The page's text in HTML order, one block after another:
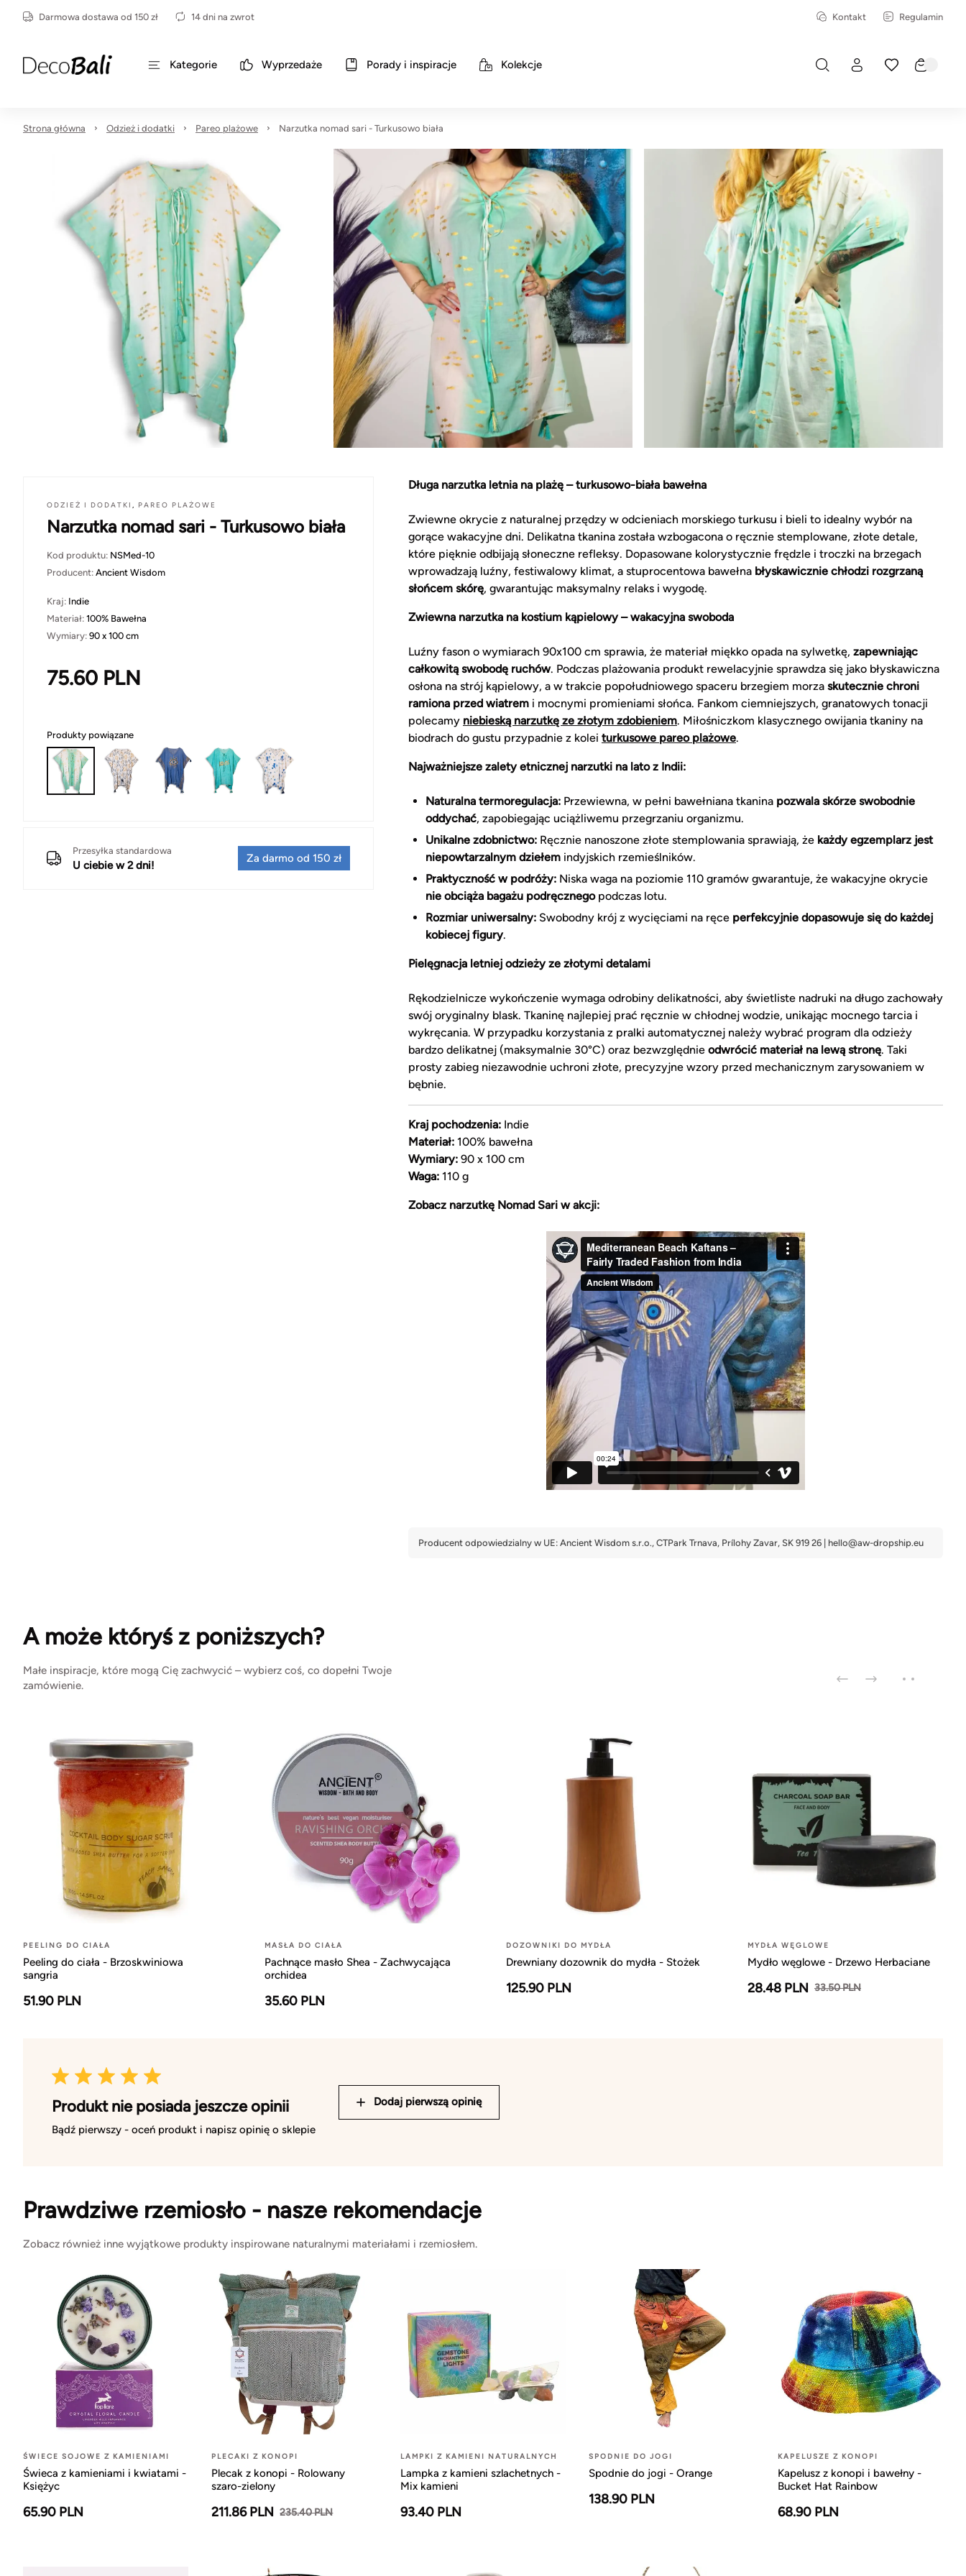
Darmowa dostawa od 150 zł 14 dni na zwrot Kontakt Regulamin
Kategorie Wyprzedaże Porady i inspiracje Kolekcje
Strona główna Odzież i dodatki Pareo plażowe Narzutka nomad sari - Turkusowo biała
ODZIEŻ I DODATKI , PAREO PLAŻOWE
Narzutka nomad sari - Turkusowo biała
Kod produktu: NSMed-10
Producent: Ancient Wisdom
Kraj: Indie
Materiał: 100% Bawełna
Wymiary: 90 x 100 cm
75.60 PLN
Produkty powiązane
Przesyłka standardowa
U ciebie w 2 dni!
Za darmo od 150 zł
Długa narzutka letnia na plażę – turkusowo-biała bawełna
Zwiewne okrycie z naturalnej przędzy w odcieniach morskiego turkusu i bieli to idealny wybór na
gorące wakacyjne dni. Delikatna tkanina została wzbogacona o ręcznie stemplowane, złote detale,
które pięknie odbijają słoneczne refleksy. Dopasowane kolorystycznie frędzle i troczki na brzegach
wprowadzają luźny, festiwalowy klimat, a stuprocentowa bawełna błyskawicznie chłodzi rozgrzaną
słońcem skórę, gwarantując maksymalny relaks i wygodę.
Zwiewna narzutka na kostium kąpielowy – wakacyjna swoboda
Luźny fason o wymiarach 90x100 cm sprawia, że materiał miękko opada na sylwetkę, zapewniając
całkowitą swobodę ruchów. Podczas plażowania produkt rewelacyjnie sprawdza się jako błyskawiczna
osłona na strój kąpielowy, a w trakcie popołudniowego spaceru brzegiem morza skutecznie chroni
ramiona przed wiatrem i mocnymi promieniami słońca. Fankom ciemniejszych, granatowych tonacji
polecamy niebieską narzutkę ze złotym zdobieniem. Miłośniczkom klasycznego owijania tkaniny na
biodrach do gustu przypadnie z kolei turkusowe pareo plażowe.
Najważniejsze zalety etnicznej narzutki na lato z Indii:
Naturalna termoregulacja: Przewiewna, w pełni bawełniana tkanina pozwala skórze swobodnie
oddychać, zapobiegając uciążliwemu przegrzaniu organizmu.
Unikalne zdobnictwo: Ręcznie nanoszone złote stemplowania sprawiają, że każdy egzemplarz jest
niepowtarzalnym dziełem indyjskich rzemieślników.
Praktyczność w podróży: Niska waga na poziomie 110 gramów gwarantuje, że wakacyjne okrycie
nie obciąża bagażu podręcznegopodczas lotu.
Rozmiar uniwersalny: Swobodny krój z wycięciami na ręce perfekcyjnie dopasowuje się do każdej
kobiecej figury.
Pielęgnacja letniej odzieży ze złotymi detalami
Rękodzielnicze wykończenie wymaga odrobiny delikatności, aby świetliste nadruki na długo zachowały
swój oryginalny blask. Tkaninę najlepiej prać ręcznie w chłodnej wodzie, unikając mocnego tarcia i
wykręcania. W przypadku korzystania z pralki automatycznej należy wybrać program dla odzieży
bardzo delikatnej (maksymalnie 30°C) oraz bezwzględnie odwrócić materiał na lewą stronę. Taki
prosty zabieg niezawodnie uchroni złote, precyzyjne wzory przed mechanicznym zarysowaniem w
bębnie.
Kraj pochodzenia: Indie
Materiał: 100% bawełna
Wymiary: 90 x 100 cm
Waga: 110 g
Zobacz narzutkę Nomad Sari w akcji:
A może któryś z poniższych?
Małe inspiracje, które mogą Cię zachwycić – wybierz coś, co dopełni Twoje
zamówienie.
PEELING DO CIAŁA
Peeling do ciała - Brzoskwiniowa
sangria
51.90 PLN
MASŁA DO CIAŁA
Pachnące masło Shea - Zachwycająca
orchidea
35.60 PLN
DOZOWNIKI DO MYDŁA
Drewniany dozownik do mydła - Stożek
125.90 PLN
MYDŁA WĘGLOWE
Mydło węglowe - Drzewo Herbaciane
28.48 PLN 33.50 PLN
Produkt nie posiada jeszcze opinii
Bądź pierwszy - oceń produkt i napisz opinię o sklepie
Dodaj pierwszą opinię
Prawdziwe rzemiosło - nasze rekomendacje
Zobacz również inne wyjątkowe produkty inspirowane naturalnymi materiałami i rzemiosłem.
ŚWIECE SOJOWE Z KAMIENIAMI
Świeca z kamieniami i kwiatami -
Księżyc
65.90 PLN
PLECAKI Z KONOPI
Plecak z konopi - Rolowany
szaro-zielony
211.86 PLN 235.40 PLN
LAMPKI Z KAMIENI NATURALNYCH
Lampka z kamieni szlachetnych -
Mix kamieni
93.40 PLN
SPODNIE DO JOGI
Spodnie do jogi - Orange
138.90 PLN
KAPELUSZE Z KONOPI
Kapelusz z konopi i bawełny -
Bucket Hat Rainbow
68.90 PLN